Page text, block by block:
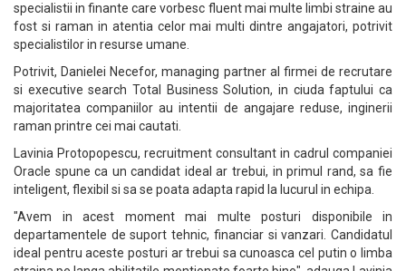
specialistii in finante care vorbesc fluent mai multe limbi straine au
fost si raman in atentia celor mai multi dintre angajatori, potrivit
specialistilor in resurse umane.
Potrivit, Danielei Necefor, managing partner al firmei de recrutare
si executive search Total Business Solution, in ciuda faptului ca
majoritatea companiilor au intentii de angajare reduse, inginerii
raman printre cei mai cautati.
Lavinia Protopopescu, recruitment consultant in cadrul companiei
Oracle spune ca un candidat ideal ar trebui, in primul rand, sa fie
inteligent, flexibil si sa se poata adapta rapid la lucurul in echipa.
"Avem in acest moment mai multe posturi disponibile in
departamentele de suport tehnic, financiar si vanzari. Candidatul
ideal pentru aceste posturi ar trebui sa cunoasca cel putin o limba